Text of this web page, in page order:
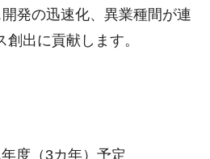
発の迅速化、異業種間が連
出に貢献します。
度（3カ年）予定